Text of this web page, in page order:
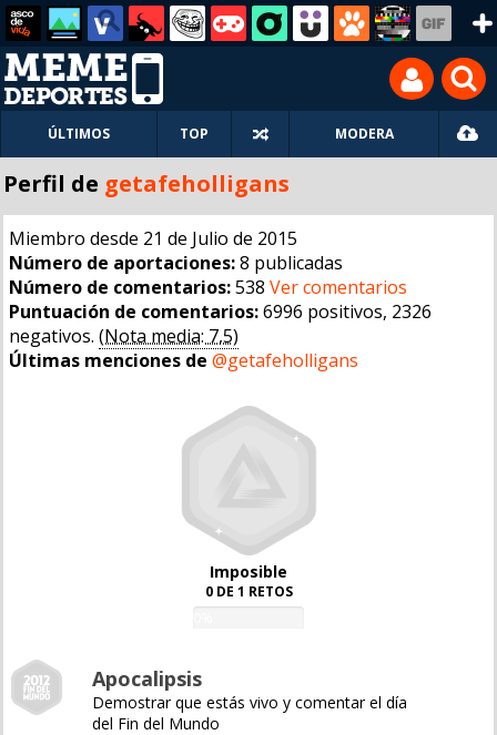
ÚLTIMOS TOP MODERA
Perfil de getafeholligans
Miembro desde 21 de Julio de 2015
Número de aportaciones:8 publicadas
Número de comentarios:538 Ver comentarios
Puntuación de comentarios:6996 positivos, 2326
negativos. (Nota media: 7,5)
Últimas menciones de @getafeholligans
Imposible
0 DE 1 RETOS
Apocalipsis
Demostrar que estás vivo y comentar el día
del Fin del Mundo